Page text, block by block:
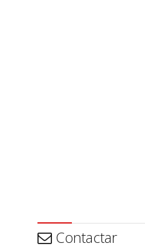
Contactar